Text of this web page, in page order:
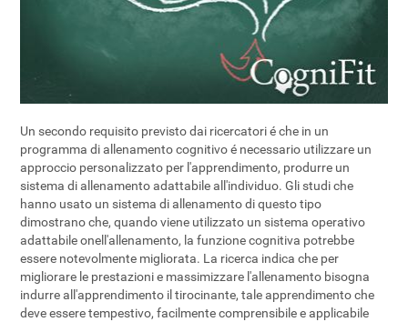
Un secondo requisito previsto dai ricercatori é che in un
programma di allenamento cognitivo é necessario utilizzare un
approccio personalizzato per l'apprendimento, produrre un
sistema di allenamento adattabile all'individuo. Gli studi che
hanno usato un sistema di allenamento di questo tipo
dimostrano che, quando viene utilizzato un sistema operativo
adattabile onell'allenamento, la funzione cognitiva potrebbe
essere notevolmente migliorata. La ricerca indica che per
migliorare le prestazioni e massimizzare l'allenamento bisogna
indurre all'apprendimento il tirocinante, tale apprendimento che
deve essere tempestivo, facilmente comprensibile e applicabile